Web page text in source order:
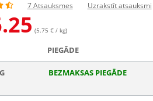
7 Atsauksmes Uzrakstīt atsauksmi
(5.75 € / kg)
PIEGĀDE
BEZMAKSAS PIEGĀDE